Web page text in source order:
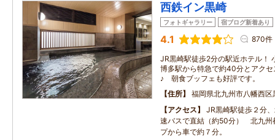
西鉄イン黒崎
フォトギャラリー 宿ブログ新着あり
4.1 870件
JR黒崎駅徒歩2分の駅近ホテル！
博多駅から特急で約40分とアク
♪ 朝食ブッフェも好評です。
住所
福岡県北九州市八幡西
アクセス
JR黒崎駅徒歩２分
速バスで直結（約50分） 北九州
プから車で約７分。